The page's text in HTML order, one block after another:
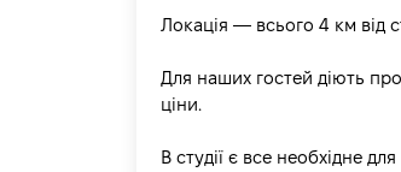
Локація — всього 4 км від
Для наших гостей діють
ціни.
В студії є все необхідне